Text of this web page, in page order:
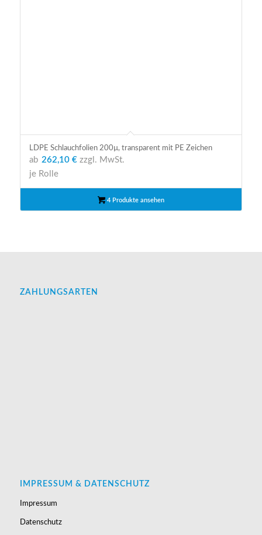
LDPE Schlauchfolien 200µ, transparent mit PE Zeichen
ab 262,10 €zzgl. MwSt.
je Rolle
4 Produkte ansehen
ZAHLUNGSARTEN
IMPRESSUM & DATENSCHUTZ
Impressum
Datenschutz